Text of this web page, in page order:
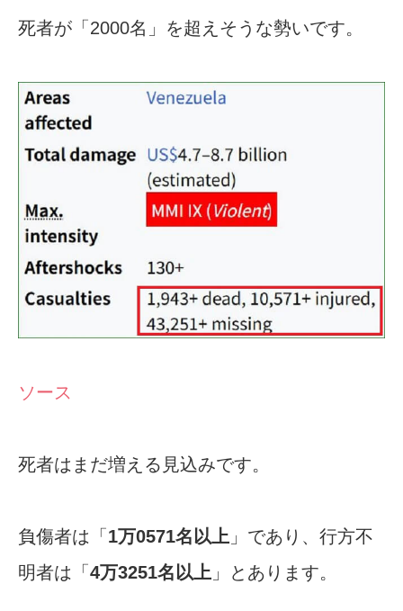
死者が「2000名」を超えそうな勢いです。
ソース
死者はまだ増える見込みです。
負傷者は「 1万0571名以上 」であり、行方不
明者は「 4万3251名以上 」とあります。